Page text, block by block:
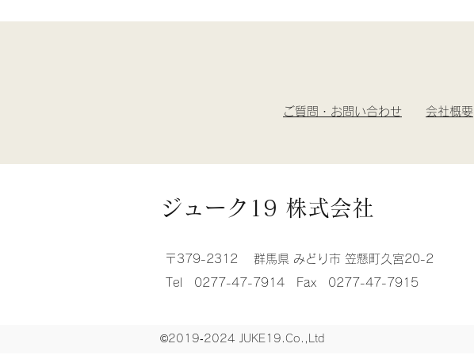
ご質問・お問い合わせ 会社概要
ジューク19 株式会社
〒379-2312 群馬県 みどり市 笠懸町久宮20-2
Tel 0277-47-7914 Fax 0277-47-7915
©2019‐2024 JUKE19.Co.,Ltd